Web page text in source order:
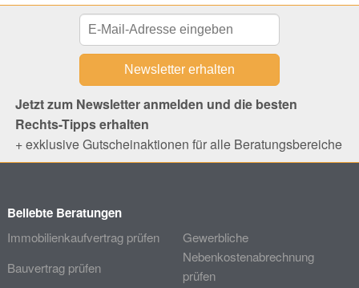
Jetzt zum Newsletter anmelden und die besten
Rechts-Tipps erhalten
+ exklusive Gutscheinaktionen für alle Beratungsbereiche
Beliebte Beratungen
Immobilienkaufvertrag prüfen
Bauvertrag prüfen
Gewerbliche
Nebenkostenabrechnung
prüfen